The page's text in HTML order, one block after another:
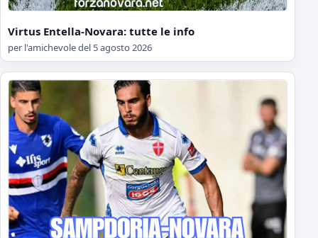
Virtus Entella-Novara: tutte le info
per l'amichevole del 5 agosto 2026